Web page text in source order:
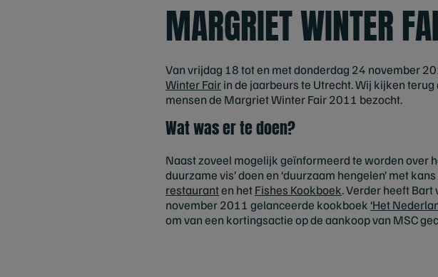
MARGRIET WINTER
Van vrijdag 18 tot en met donderdag 24 november
Winter Fairin de jaarbeurs te Utrecht. Wij kijken
mensen de Margriet Winter Fair 2011 bezocht.
Wat was er te doen?
Naast zoveel mogelijk geïnformeerd te worden over
duurzame vis’ doen en ‘duurzaam hengelen’ met
restauranten hetFishes Kookboek. Verder heeft
november 2011 gelanceerde kookboek‘Het
om van een kortingsactie op de aankoop van MSC